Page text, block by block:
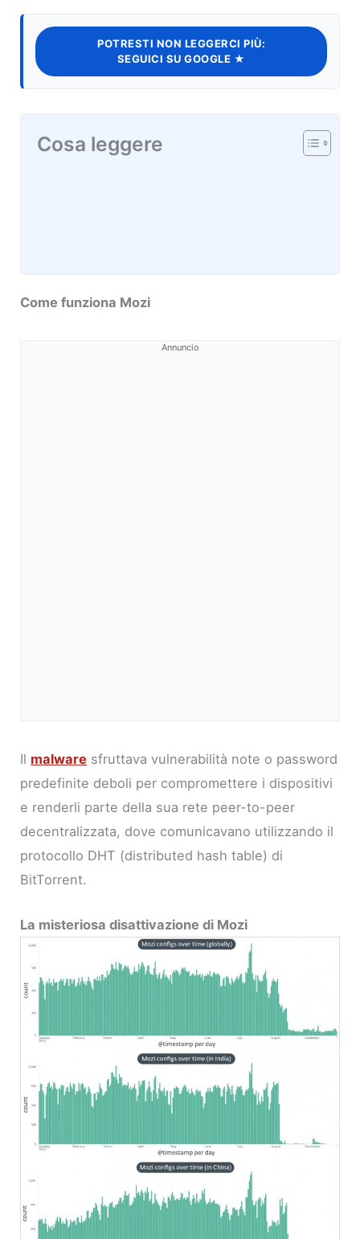
POTRESTI NON LEGGERCI PIÙ:
SEGUICI SU GOOGLE ★
Cosa leggere
Come funziona Mozi
Annuncio
Il malware sfruttava vulnerabilità note o password
predefinite deboli per compromettere i dispositivi
e renderli parte della sua rete peer-to-peer
decentralizzata, dove comunicavano utilizzando il
protocollo DHT (distributed hash table) di
BitTorrent.
La misteriosa disattivazione di Mozi